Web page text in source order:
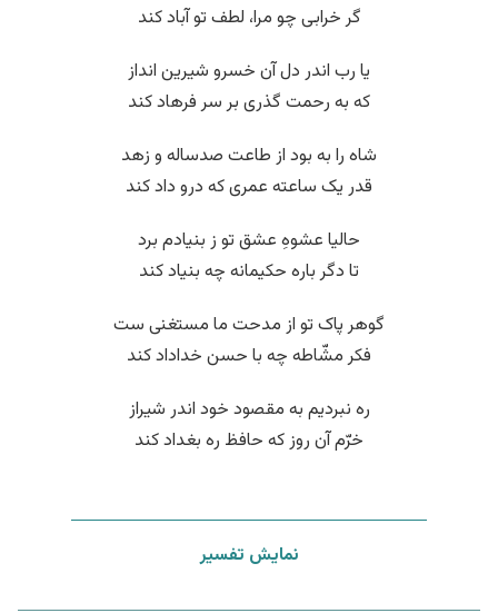
گر خرابی چو مرا، لطف تو آباد کند
یا رب اندر دل آن خسرو شیرین انداز
که به رحمت گذری بر سر فرهاد کند
شاه را به بود از طاعت صدساله و زهد
قدر یک ساعته عمری که درو داد کند
حالیا عشوهِ عشق تو ز بنیادم برد
تا دگر باره حکیمانه چه بنیاد کند
گوهر پاک تو از مدحت ما مستغنی ست
فکر مشّاطه چه با حسن خداداد کند
ره نبردیم به مقصود خود اندر شیراز
خرّم آن روز که حافظ ره بغداد کند
نمایش تفسیر